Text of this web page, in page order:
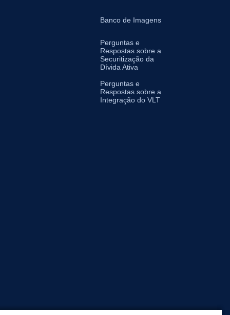
Banco de Imagens
Perguntas e
Respostas sobre a
Securitização da
Dívida Ativa
Perguntas e
Respostas sobre a
Integração do VLT